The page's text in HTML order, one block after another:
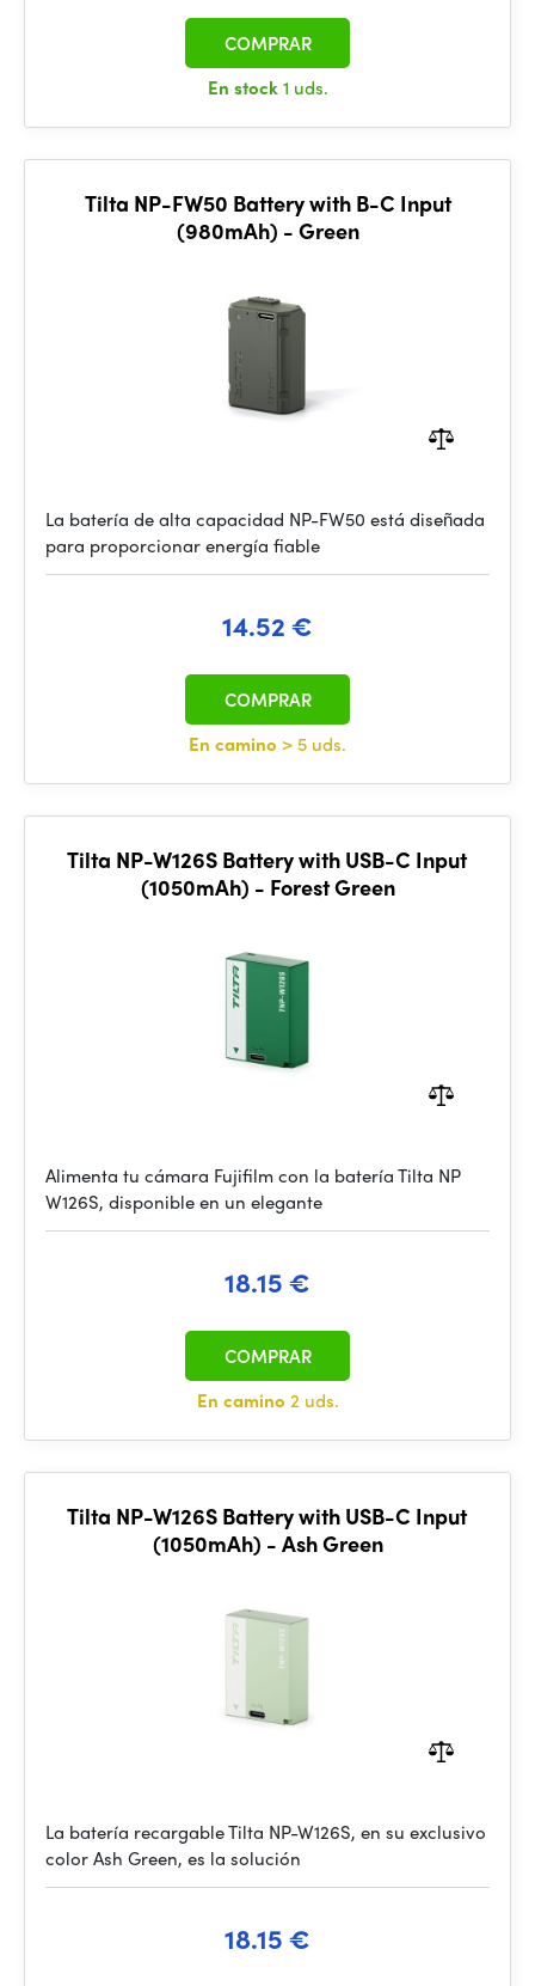
En stock1 uds.
COMPRAR
Tilta NP-FW50 Battery with B-C Input
(980mAh) - Green
La batería de alta capacidad NP-FW50 está diseñada
para proporcionar energía fiable
14.52 €
En camino > 5 uds.
COMPRAR
Tilta NP-W126S Battery with USB-C Input
(1050mAh) - Forest Green
Alimenta tu cámara Fujifilm con la batería Tilta NP
W126S, disponible en un elegante
18.15 €
En camino 2 uds.
COMPRAR
Tilta NP-W126S Battery with USB-C Input
(1050mAh) - Ash Green
La batería recargable Tilta NP-W126S, en su exclusivo
color Ash Green, es la solución
18.15 €